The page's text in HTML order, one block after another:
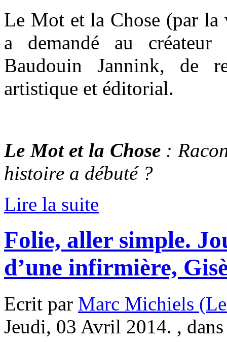
Le Mot et la Chose (par
a demandé au créateur
Baudouin Jannink, de
artistique et éditorial.
Le Mot et la Chose :
histoire a débuté ?
Lire la suite
Folie, aller simple.
d’une infirmière,
Ecrit par Marc Michiels
Jeudi, 03 Avril 2014. ,